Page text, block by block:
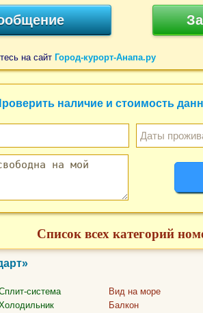
на сайт Город-курорт-Анапа.ру
наличие и стоимость
Список всех категорий
система
Вид на море
Балкон